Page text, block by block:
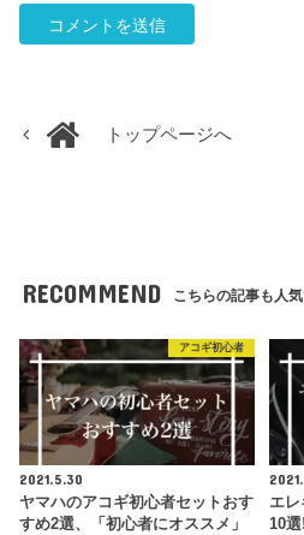
トップページへ
RECOMMEND こちらの記事も人気
アコギ初心者
2021.5.30
ヤマハのアコギ初心者セットおす
すめ2選、「初心者にオススメ」
エ
10